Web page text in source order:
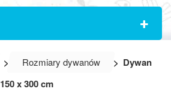
> Rozmiary dywanów > Dywan
150 x 300 cm